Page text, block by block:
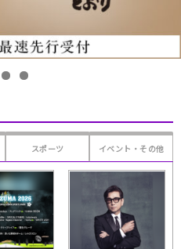
スポーツ イベント・その他